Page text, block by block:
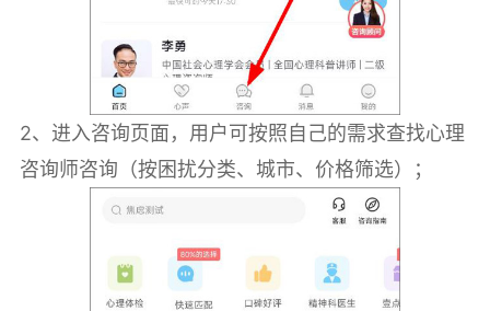
2、进入咨询页面，用户可按照自己的需求查找心理
咨询师咨询（按困扰分类、城市、价格筛选）；